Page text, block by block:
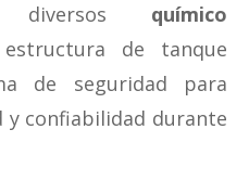
diversos químico
de tanque
de seguridad para
y confiabilidad durante